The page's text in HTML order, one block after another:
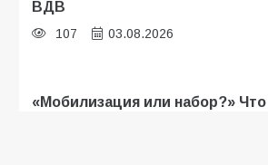
ВДВ
107 03.08.2026
«Мобилизация или набор?»